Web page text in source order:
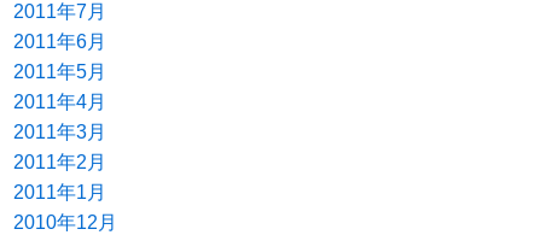
2011年7月
2011年6月
2011年5月
2011年4月
2011年3月
2011年2月
2011年1月
2010年12月